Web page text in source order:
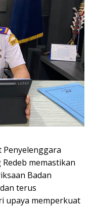
memastikan
Badan
terus
upaya memperkuat